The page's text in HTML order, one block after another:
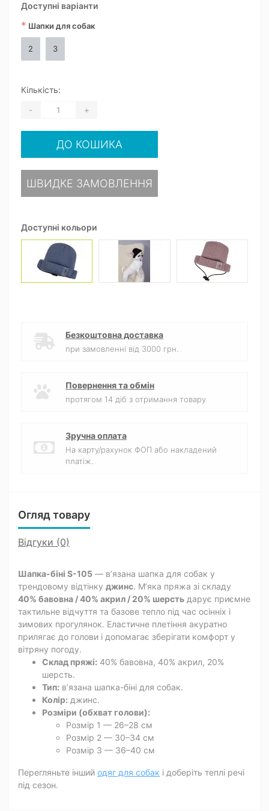
Доступні кольори
Доступні варіанти
* Шапки для собак
2 3
Кількість:
- +
ДО КОШИКА
ШВИДКЕ ЗАМОВЛЕННЯ
Безкоштовна доставка
при замовленні від 3000 грн.
Повернення та обмін
протягом 14 діб з отримання товару
Зручна оплата
На карту/рахунок ФОП або накладений
платіж.
Огляд товару
Відгуки (0)
Шапка-біні S-105 — в’язана шапка для собак у
трендовому відтінку джинс. М’яка пряжа зі складу
40% бавовна / 40% акрил / 20% шерсть дарує приємне
тактильне відчуття та базове тепло під час осінніх і
зимових прогулянок. Еластичне плетіння акуратно
прилягає до голови і допомагає зберігати комфорт у
вітряну погоду.
Склад пряжі: 40% бавовна, 40% акрил, 20%
шерсть.
Тип: в’язана шапка-біні для собак.
Колір: джинс.
Розміри (обхват голови):
Розмір 1 — 26–28 см
Розмір 2 — 30–34 см
Розмір 3 — 36–40 см
Перегляньте інший одяг для собак і доберіть теплі речі
під сезон.